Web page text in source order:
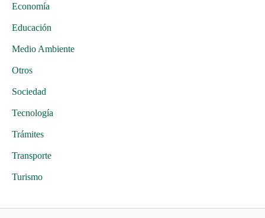
Economía
Educación
Medio Ambiente
Otros
Sociedad
Tecnología
Trámites
Transporte
Turismo